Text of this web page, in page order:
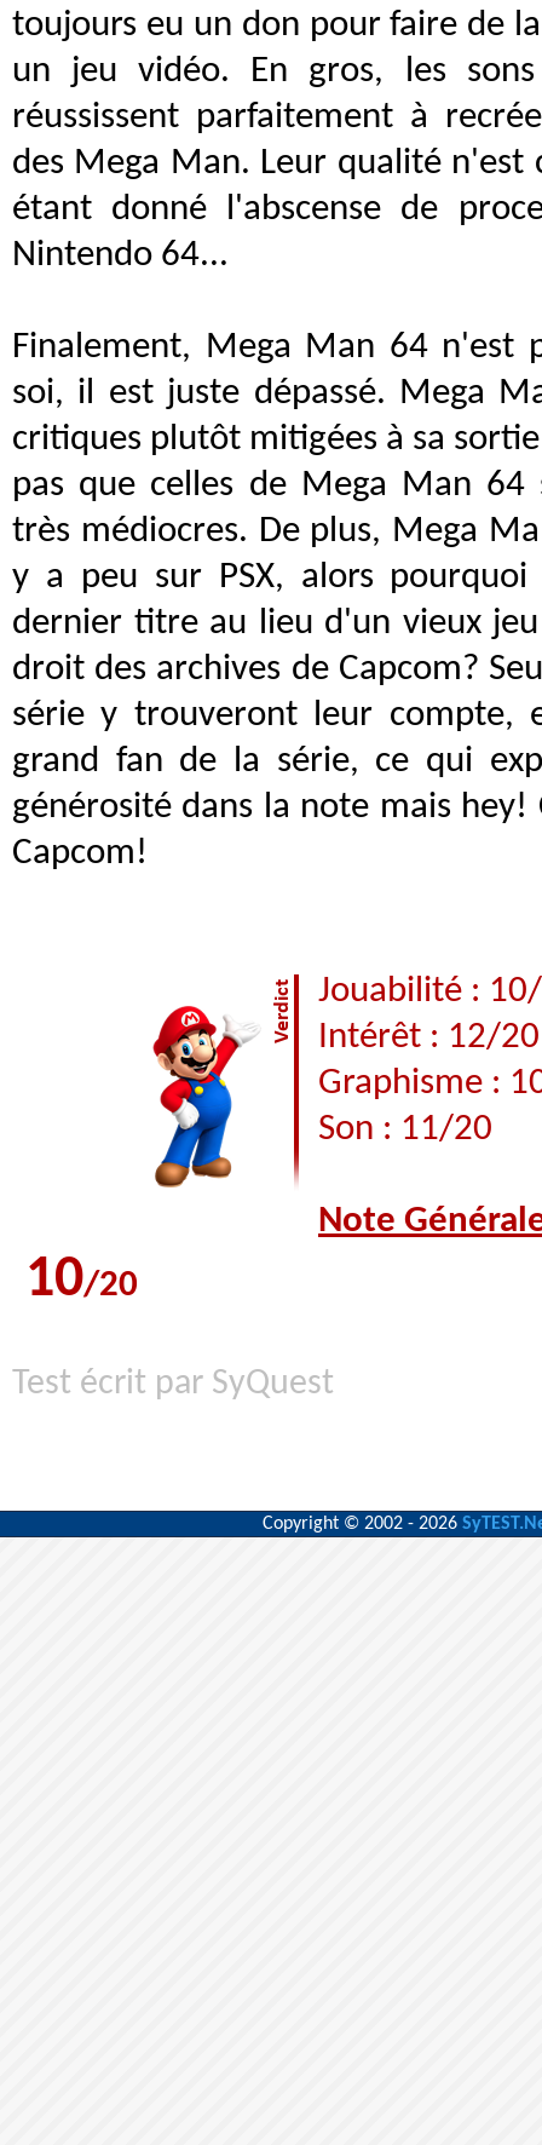
toujours eu un don pour faire de
un jeu vidéo. En gros, les
réussissent parfaitement à
des Mega Man. Leur qualité n'est
étant donné l'abscense de
Nintendo 64...
Finalement, Mega Man 64 n'est
soi, il est juste dépassé. Mega
critiques plutôt mitigées à sa
pas que celles de Mega Man
très médiocres. De plus, Mega
y a peu sur PSX, alors
dernier titre au lieu d'un vieux
droit des archives de Capcom?
série y trouveront leur compte,
grand fan de la série, ce qui
générosité dans la note mais
Capcom!
Jouabilité :
Intérêt : 12/20
Graphisme :
Son : 11/20
Note
10/20
Test écrit par SyQuest
Copyright © 2002 - 2026